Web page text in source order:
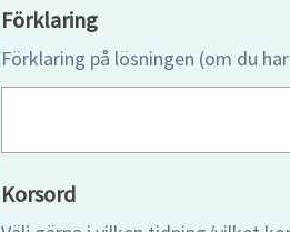
Förklaring
Förklaring på lösningen (om du
Korsord